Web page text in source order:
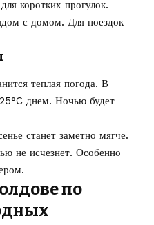
коротких прогулок.
с домом. Для поездок
теплая погода. В
днем. Ночью будет
станет заметно мягче.
не исчезнет. Особенно
по